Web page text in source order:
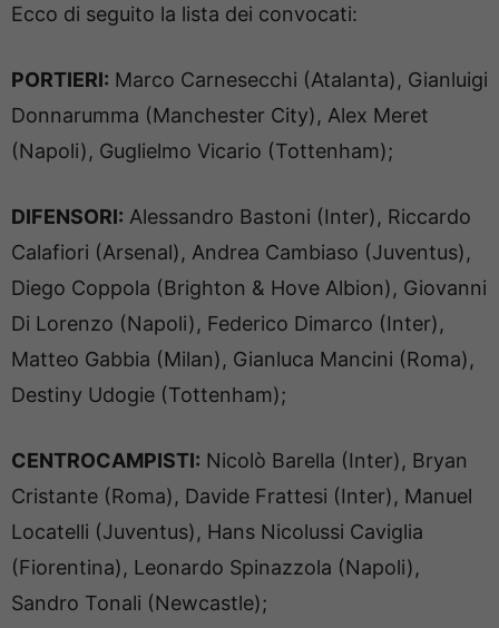
Ecco di seguito la lista dei convocati:
PORTIERI: Marco Carnesecchi (Atalanta), Gianluigi
Donnarumma (Manchester City), Alex Meret
(Napoli), Guglielmo Vicario (Tottenham);
DIFENSORI: Alessandro Bastoni (Inter), Riccardo
Calafiori (Arsenal), Andrea Cambiaso (Juventus),
Diego Coppola (Brighton & Hove Albion), Giovanni
Di Lorenzo (Napoli), Federico Dimarco (Inter),
Matteo Gabbia (Milan), Gianluca Mancini (Roma),
Destiny Udogie (Tottenham);
CENTROCAMPISTI: Nicolò Barella (Inter), Bryan
Cristante (Roma), Davide Frattesi (Inter), Manuel
Locatelli (Juventus), Hans Nicolussi Caviglia
(Fiorentina), Leonardo Spinazzola (Napoli),
Sandro Tonali (Newcastle);